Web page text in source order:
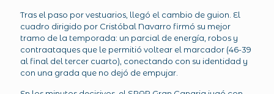
Tras el paso por vestuarios, llegó el cambio de guion. El
cuadro dirigido por Cristóbal Navarro firmó su mejor
tramo de la temporada: un parcial de energía, robos y
contraataques que le permitió voltear el marcador (46-39
al final del tercer cuarto), conectando con su identidad y
con una grada que no dejó de empujar.